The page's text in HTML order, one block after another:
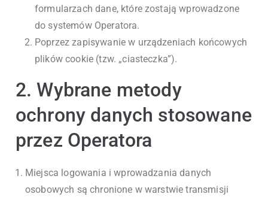
formularzach dane, które zostają wprowadzone
do systemów Operatora.
Poprzez zapisywanie w urządzeniach końcowych
plików cookie (tzw. „ciasteczka”).
2. Wybrane metody
ochrony danych stosowane
przez Operatora
Miejsca logowania i wprowadzania danych
osobowych są chronione w warstwie transmisji